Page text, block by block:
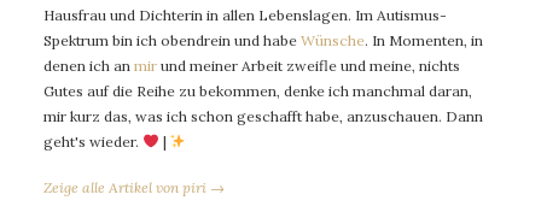
Hausfrau und Dichterin in allen Lebenslagen. Im Autismus-
Spektrum bin ich obendrein und habe Wünsche. In Momenten, in
denen ich an mir und meiner Arbeit zweifle und meine, nichts
Gutes auf die Reihe zu bekommen, denke ich manchmal daran,
mir kurz das, was ich schon geschafft habe, anzuschauen. Dann
geht's wieder.
|
Zeige alle Artikel von piri →